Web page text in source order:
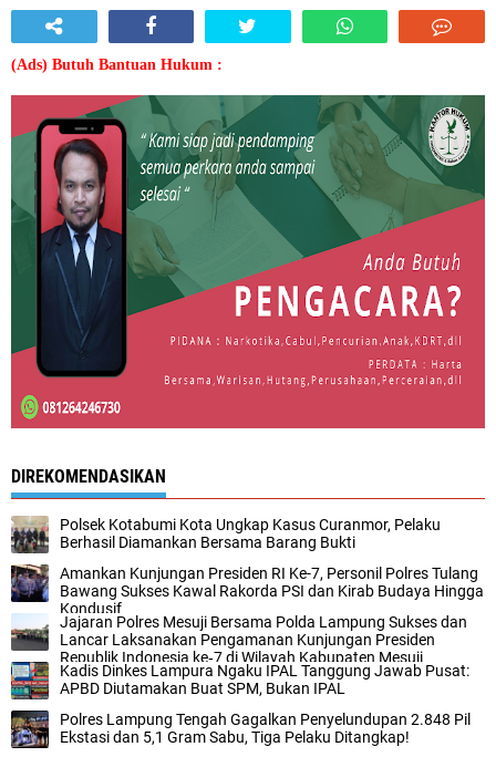
(Ads) Butuh Bantuan Hukum :
DIREKOMENDASIKAN
Polsek Kotabumi Kota Ungkap Kasus Curanmor, Pelaku
Berhasil Diamankan Bersama Barang Bukti
Amankan Kunjungan Presiden RI Ke-7, Personil Polres Tulang
Bawang Sukses Kawal Rakorda PSI dan Kirab Budaya Hingga
Kondusif
Jajaran Polres Mesuji Bersama Polda Lampung Sukses dan
Lancar Laksanakan Pengamanan Kunjungan Presiden
Republik Indonesia ke‑7 di Wilayah Kabupaten Mesuji
Kadis Dinkes Lampura Ngaku IPAL Tanggung Jawab Pusat:
APBD Diutamakan Buat SPM, Bukan IPAL
Polres Lampung Tengah Gagalkan Penyelundupan 2.848 Pil
Ekstasi dan 5,1 Gram Sabu, Tiga Pelaku Ditangkap!